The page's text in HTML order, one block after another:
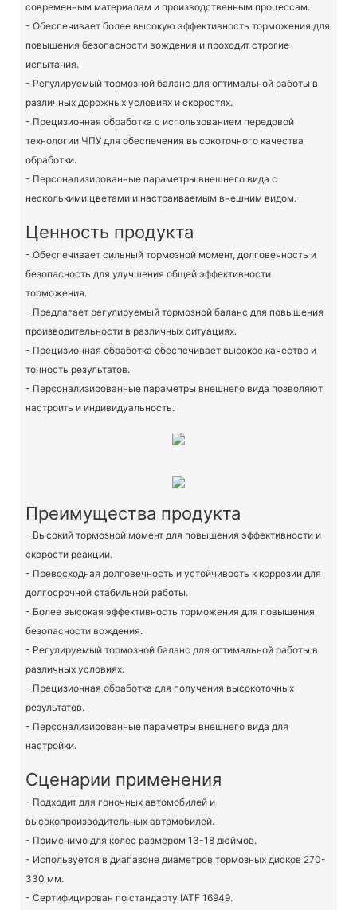
современным материалам и производственным процессам.
- Обеспечивает более высокую эффективность торможения для
повышения безопасности вождения и проходит строгие
испытания.
- Регулируемый тормозной баланс для оптимальной работы в
различных дорожных условиях и скоростях.
- Прецизионная обработка с использованием передовой
технологии ЧПУ для обеспечения высокоточного качества
обработки.
- Персонализированные параметры внешнего вида с
несколькими цветами и настраиваемым внешним видом.
Ценность продукта
- Обеспечивает сильный тормозной момент, долговечность и
безопасность для улучшения общей эффективности
торможения.
- Предлагает регулируемый тормозной баланс для повышения
производительности в различных ситуациях.
- Прецизионная обработка обеспечивает высокое качество и
точность результатов.
- Персонализированные параметры внешнего вида позволяют
настроить и индивидуальность.
Преимущества продукта
- Высокий тормозной момент для повышения эффективности и
скорости реакции.
- Превосходная долговечность и устойчивость к коррозии для
долгосрочной стабильной работы.
- Более высокая эффективность торможения для повышения
безопасности вождения.
- Регулируемый тормозной баланс для оптимальной работы в
различных условиях.
- Прецизионная обработка для получения высокоточных
результатов.
- Персонализированные параметры внешнего вида для
настройки.
Сценарии применения
- Подходит для гоночных автомобилей и
высокопроизводительных автомобилей.
- Применимо для колес размером 13-18 дюймов.
- Используется в диапазоне диаметров тормозных дисков 270-
330 мм.
- Сертифицирован по стандарту IATF 16949.